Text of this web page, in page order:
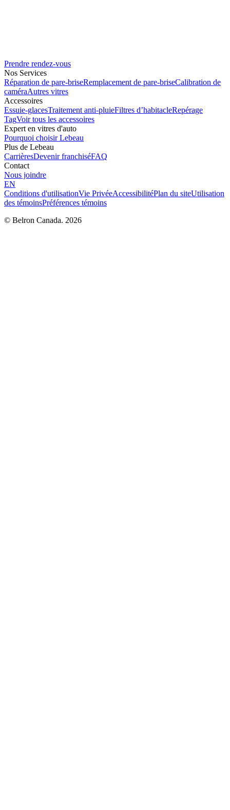
Prendre rendez-vous
Nos Services
Réparation de pare-briseRemplacement de pare-briseCalibration de
caméraAutres vitres
Accessoires
Essuie-glacesTraitement anti-pluieFiltres d’habitacleRepérage
TagVoir tous les accessoires
Expert en vitres d'auto
Pourquoi choisir Lebeau
Plus de Lebeau
CarrièresDevenir franchiséFAQ
Contact
Nous joindre
EN
Conditions d'utilisationVie PrivéeAccessibilitéPlan du siteUtilisation
des témoinsPréférences témoins
© Belron Canada. 2026